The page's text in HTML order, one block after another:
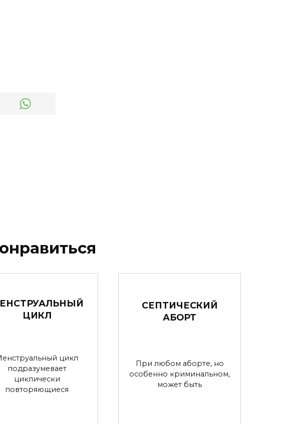
ЦИКЛ
цикл
подразумевает
циклически
повторяющиеся
СЕПТИЧЕСКИЙ
АБОРТ
При любом аборте, но
особенно криминальном,
может быть